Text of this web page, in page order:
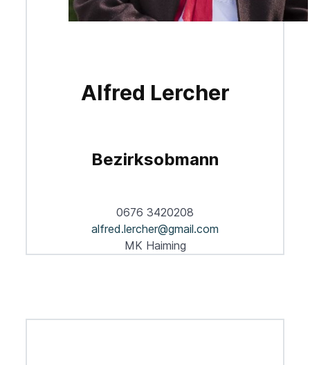
Alfred Lercher
Bezirksobmann
0676 3420208
alfred.lercher@gmail.com
MK Haiming